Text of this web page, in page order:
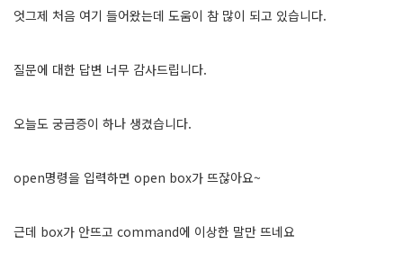
엇그제 처음 여기 들어왔는데 도움이 참 많이 되고 있습니다.
질문에 대한 답변 너무 감사드립니다.
오늘도 궁금증이 하나 생겼습니다.
open명령을 입력하면 open box가 뜨잖아요~
근데 box가 안뜨고 command에 이상한 말만 뜨네요